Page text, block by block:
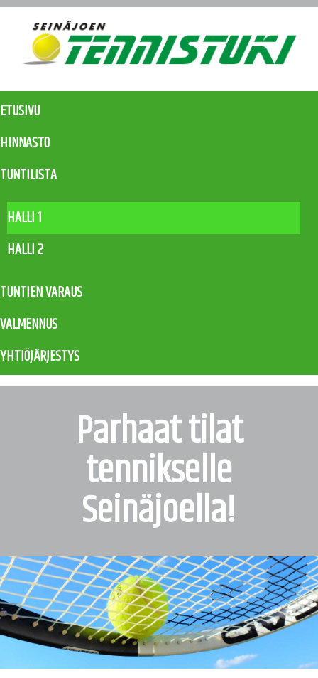
ETUSIVU
HINNASTO
TUNTILISTA
HALLI 1
HALLI 2
TUNTIEN VARAUS
VALMENNUS
YHTIÖJÄRJESTYS
Parhaat tilat
tennikselle
Seinäjoella!